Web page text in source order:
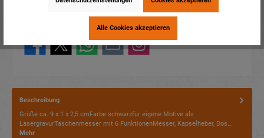
Dieses Produkt weiterempfehlen:
Beschreibung
Größe ca. 9 x 1 x 2,5 cmFarbe schwarzfür eigene Motive als
LasergravurTaschenmesser mit 6 FunktionenMesser, Kapselheber, Dos…
Mehr
Alle Cookies akzeptieren